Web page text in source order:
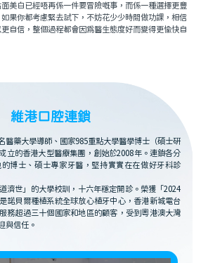
白已經唔再係一件要冒險嘅事，而係一種選擇更豐
果你都考慮緊去試下，不妨花少少時間做功課，相信
自信，整個過程都會因爲醫生態度好而變得更愉快自
維港口腔連鎖
醫藥大學導師、國家985重點大學醫學博士（碩士研
立的香港大型醫療集團，創始於2008年。連鎖各分
博士、碩士專家牙醫，堅持實實在在做好牙科診
濟世」的大學校訓，十六年穩定開診。榮獲「2024
諾貝爾種植系統全球放心植牙中心，香港新城電台
務超過三十個國家和地區的顧客，受到粵港澳大灣
與信任。